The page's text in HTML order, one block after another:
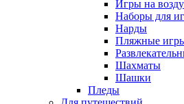
Игры на
Наборы для
Нарды
Пляжные
Шахматы
Шашки
Пледы